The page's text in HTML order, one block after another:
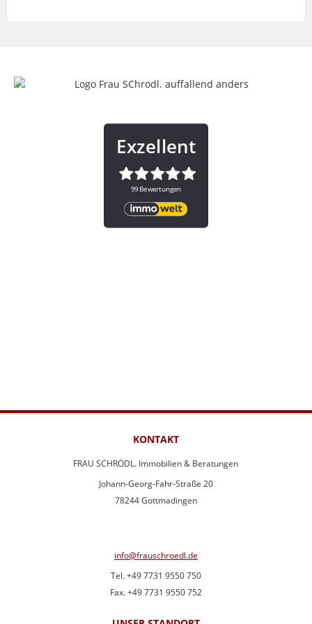
KONTAKT
FRAU SCHRÖDL. Immobilien & Beratungen
Johann-Georg-Fahr-Straße 20
78244 Gottmadingen
info@frauschroedl.de
Tel. +49 7731 9550 750
Fax. +49 7731 9550 752